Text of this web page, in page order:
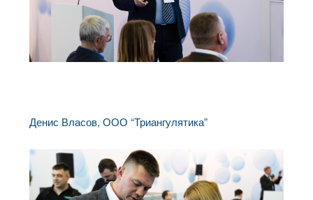
Денис Власов, ООО “Триангулятика”